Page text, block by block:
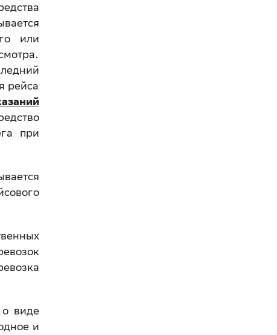
или
рейса
при
о виде
и